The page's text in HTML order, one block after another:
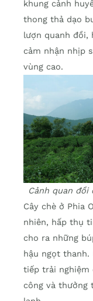
khung cảnh
thong thả dạo
lượn quanh đồi,
cảm nhận nhịp
vùng cao.
Cảnh quan đồi
Cây chè ở Phia
nhiên, hấp thụ
cho ra những
hậu ngọt
tiếp trải nghiệm
công và